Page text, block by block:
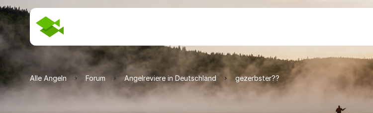
Alle Angeln Forum Angelreviere in Deutschland gezerbster??